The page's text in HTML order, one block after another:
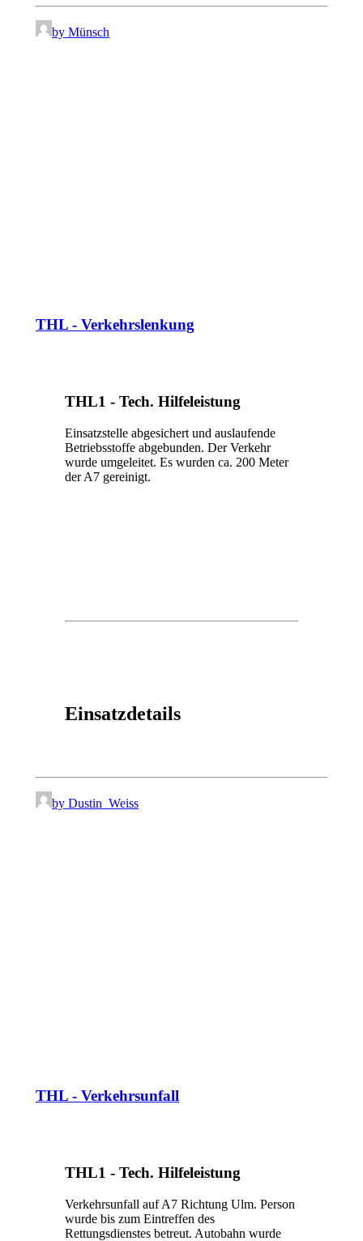
by Münsch
THL - Verkehrslenkung
THL1 - Tech. Hilfeleistung
Einsatzstelle abgesichert und auslaufende
Betriebsstoffe abgebunden. Der Verkehr
wurde umgeleitet. Es wurden ca. 200 Meter
der A7 gereinigt.
Einsatzdetails
by Dustin_Weiss
THL - Verkehrsunfall
THL1 - Tech. Hilfeleistung
Verkehrsunfall auf A7 Richtung Ulm. Person
wurde bis zum Eintreffen des
Rettungsdienstes betreut. Autobahn wurde